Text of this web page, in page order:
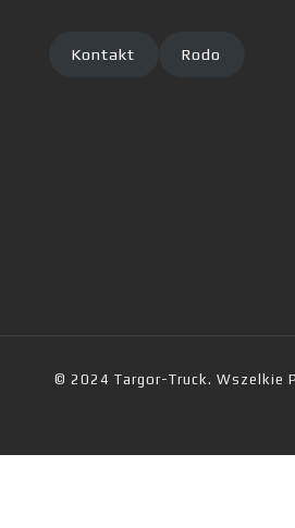
Kontakt Rodo
© 2024 Targor-Truck. Wszelkie